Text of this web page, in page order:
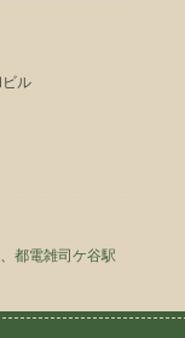
、 都電雑司ケ谷駅